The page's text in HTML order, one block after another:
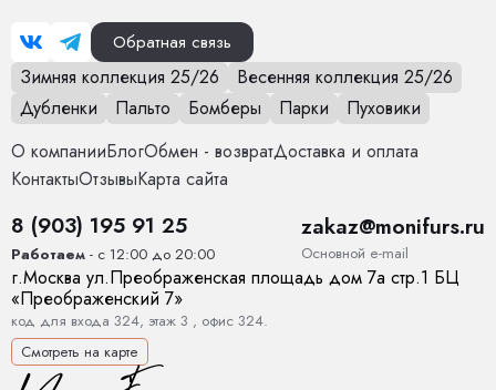
Обратная связь
Зимняя коллекция 25/26
Весенняя коллекция 25/26
Дубленки
Пальто Бомберы Парки
Пуховики
О компанииБлогОбмен - возвратДоставка и оплата
КонтактыОтзывыКарта сайта
8 (903) 195 91 25
Работаем - с 12:00 до 20:00
zakaz@monifurs.ru
Основной е-mail
г.Москва ул.Преображенская площадь дом 7а стр.1 БЦ
«Преображенский 7»
код для входа 324, этаж 3 , офис 324.
Смотреть на карте